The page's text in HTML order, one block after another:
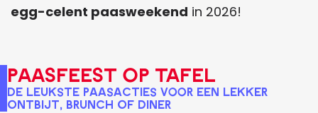
egg-celent paasweekend in 2026!
PAASFEEST OP TAFEL
DE LEUKSTE PAASACTIES VOOR EEN LEKKER
ONTBIJT, BRUNCH OF DINER